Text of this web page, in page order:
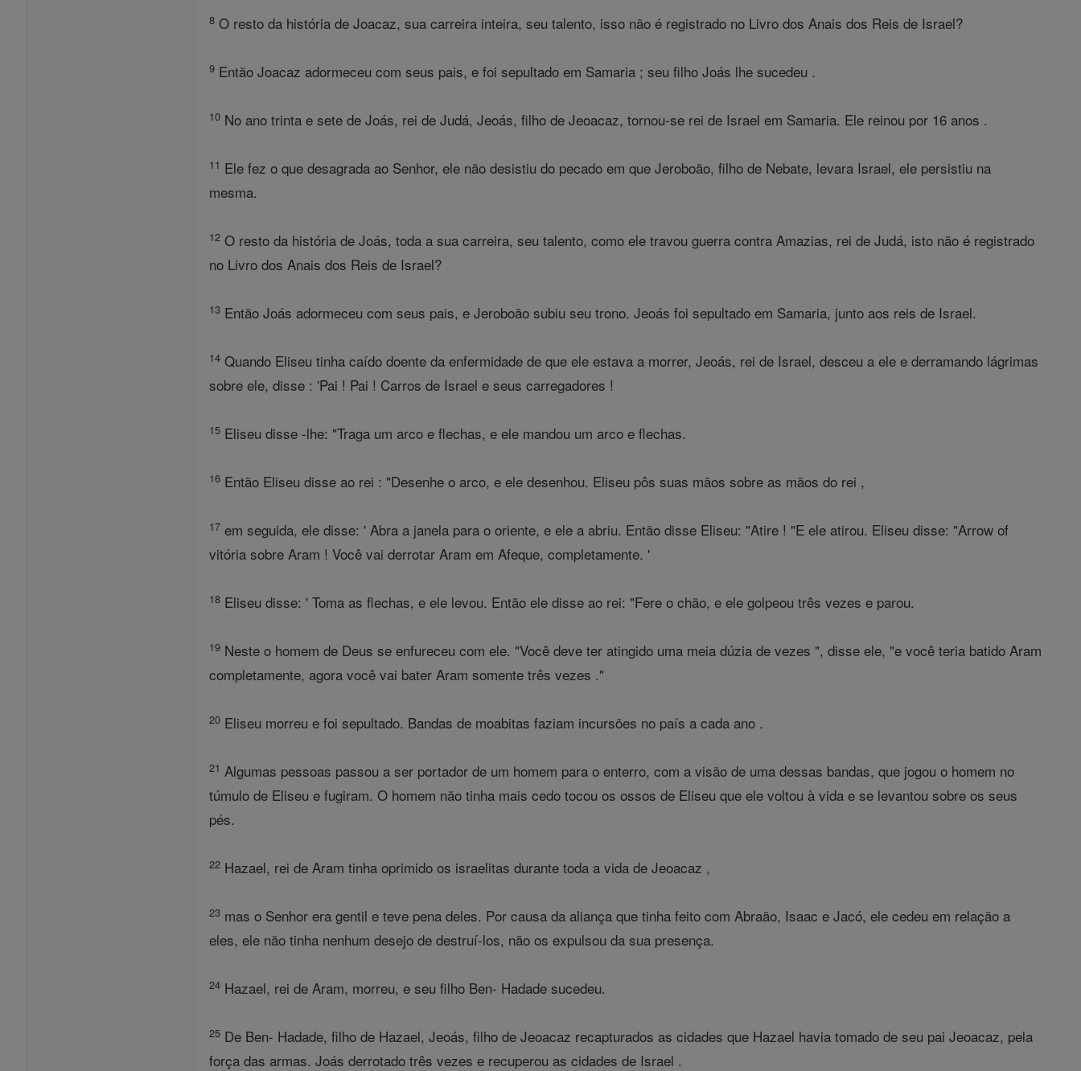
8 O resto da história de Joacaz, sua carreira inteira, seu talento, isso não é registrado no Livro dos Anais dos Reis de Israel?
9 Então Joacaz adormeceu com seus pais, e foi sepultado em Samaria ; seu filho Joás lhe sucedeu .
10 No ano trinta e sete de Joás, rei de Judá, Jeoás, filho de Jeoacaz, tornou-se rei de Israel em Samaria. Ele reinou por 16 anos .
11 Ele fez o que desagrada ao Senhor, ele não desistiu do pecado em que Jeroboão, filho de Nebate, levara Israel, ele persistiu na
mesma.
12 O resto da história de Joás, toda a sua carreira, seu talento, como ele travou guerra contra Amazias, rei de Judá, isto não é registrado
no Livro dos Anais dos Reis de Israel?
13 Então Joás adormeceu com seus pais, e Jeroboão subiu seu trono. Jeoás foi sepultado em Samaria, junto aos reis de Israel.
14 Quando Eliseu tinha caído doente da enfermidade de que ele estava a morrer, Jeoás, rei de Israel, desceu a ele e derramando lágrimas
sobre ele, disse : 'Pai ! Pai ! Carros de Israel e seus carregadores !
15 Eliseu disse -lhe: "Traga um arco e flechas, e ele mandou um arco e flechas.
16 Então Eliseu disse ao rei : "Desenhe o arco, e ele desenhou. Eliseu pôs suas mãos sobre as mãos do rei ,
17 em seguida, ele disse: ' Abra a janela para o oriente, e ele a abriu. Então disse Eliseu: "Atire ! "E ele atirou. Eliseu disse: "Arrow of
vitória sobre Aram ! Você vai derrotar Aram em Afeque, completamente. '
18 Eliseu disse: ' Toma as flechas, e ele levou. Então ele disse ao rei: "Fere o chão, e ele golpeou três vezes e parou.
19 Neste o homem de Deus se enfureceu com ele. "Você deve ter atingido uma meia dúzia de vezes ", disse ele, "e você teria batido Aram
completamente, agora você vai bater Aram somente três vezes ."
20 Eliseu morreu e foi sepultado. Bandas de moabitas faziam incursões no país a cada ano .
21 Algumas pessoas passou a ser portador de um homem para o enterro, com a visão de uma dessas bandas, que jogou o homem no
túmulo de Eliseu e fugiram. O homem não tinha mais cedo tocou os ossos de Eliseu que ele voltou à vida e se levantou sobre os seus
pés.
22 Hazael, rei de Aram tinha oprimido os israelitas durante toda a vida de Jeoacaz ,
23 mas o Senhor era gentil e teve pena deles. Por causa da aliança que tinha feito com Abraão, Isaac e Jacó, ele cedeu em relação a
eles, ele não tinha nenhum desejo de destruí-los, não os expulsou da sua presença.
24 Hazael, rei de Aram, morreu, e seu filho Ben- Hadade sucedeu.
25 De Ben- Hadade, filho de Hazael, Jeoás, filho de Jeoacaz recapturados as cidades que Hazael havia tomado de seu pai Jeoacaz, pela
força das armas. Joás derrotado três vezes e recuperou as cidades de Israel .